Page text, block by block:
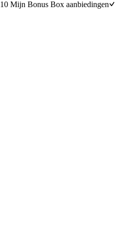
10 Mijn Bonus Box aanbiedingen